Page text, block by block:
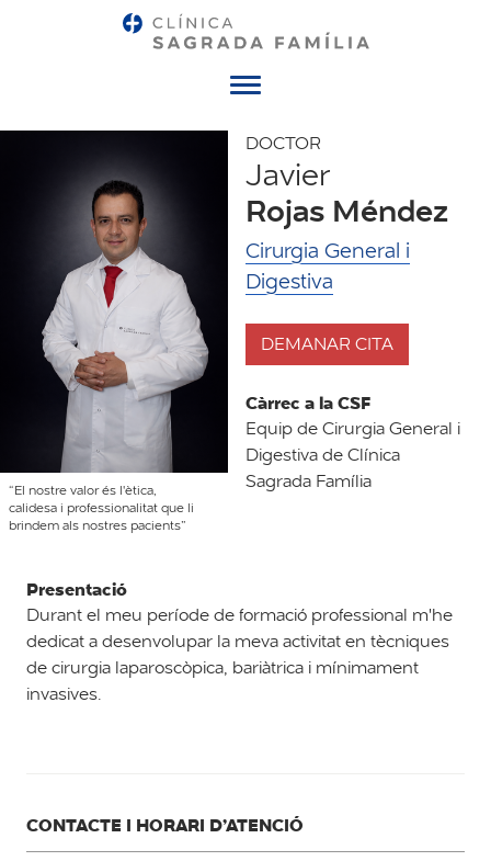
“El nostre valor és l'ètica,
calidesa i professionalitat que li
brindem als nostres pacients”
DOCTOR
Javier
Rojas Méndez
Cirurgia General i
Digestiva
DEMANAR CITA
Càrrec a la CSF
Equip de Cirurgia General i
Digestiva de Clínica
Sagrada Família
Presentació
Durant el meu període de formació professional m'he
dedicat a desenvolupar la meva activitat en tècniques
de cirurgia laparoscòpica, bariàtrica i mínimament
invasives.
CONTACTE I HORARI D’ATENCIÓ